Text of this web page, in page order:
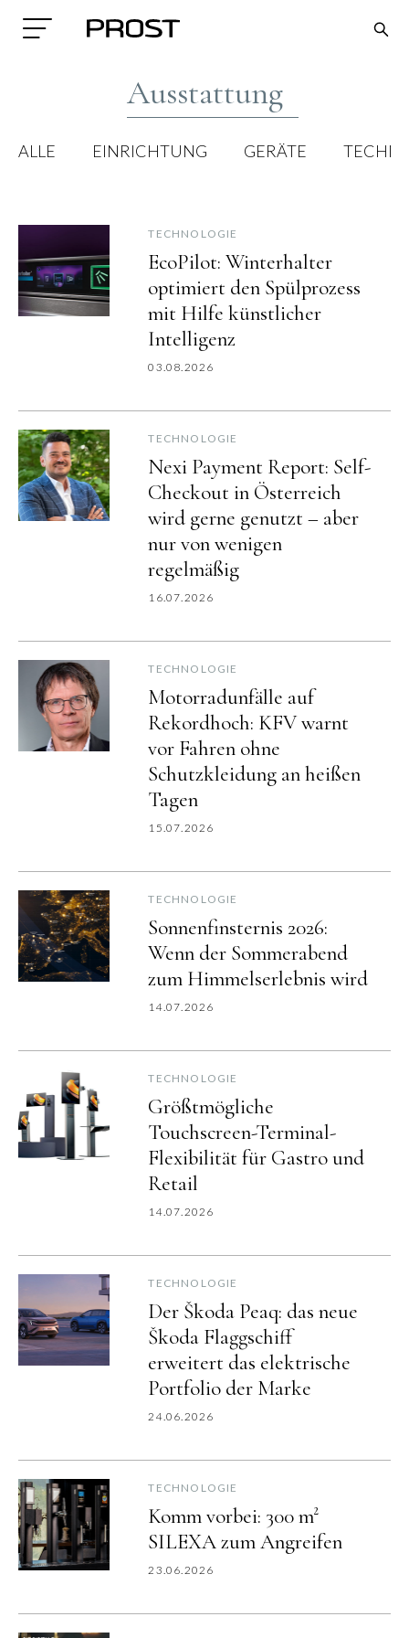
Ausstattung
ALLE EINRICHTUNG GERÄTE
TECHNOLOGIE
EcoPilot: Winterhalter
optimiert den Spülprozess
mit Hilfe künstlicher
Intelligenz
03.08.2026
TECHNOLOGIE
Nexi Payment Report: Self-
Checkout in Österreich
wird gerne genutzt – aber
nur von wenigen
regelmäßig
16.07.2026
TECHNOLOGIE
Motorradunfälle auf
Rekordhoch: KFV warnt
vor Fahren ohne
Schutzkleidung an heißen
Tagen
15.07.2026
TECHNOLOGIE
Sonnenfinsternis 2026:
Wenn der Sommerabend
zum Himmelserlebnis wird
14.07.2026
TECHNOLOGIE
Größtmögliche
Touchscreen-Terminal-
Flexibilität für Gastro und
Retail
14.07.2026
TECHNOLOGIE
Der Škoda Peaq: das neue
Škoda Flaggschiff
erweitert das elektrische
Portfolio der Marke
24.06.2026
TECHNOLOGIE
Komm vorbei: 300 m²
SILEXA zum Angreifen
23.06.2026